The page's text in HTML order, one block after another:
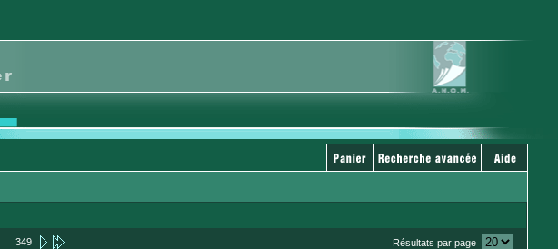
... 349 Résultats par page